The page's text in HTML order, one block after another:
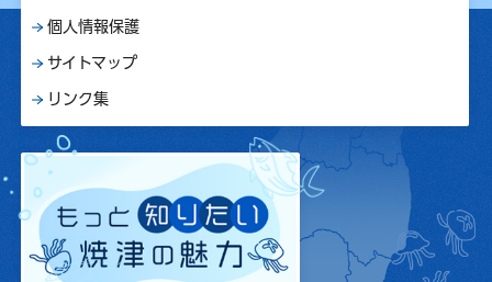
個人情報保護
サイトマップ
リンク集